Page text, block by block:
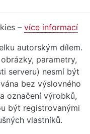
– více informací
autorským dílem.
parametry,
serveru) nesmí být
bez výslovného
označení výrobků,
být registrovanými
vlastníků.